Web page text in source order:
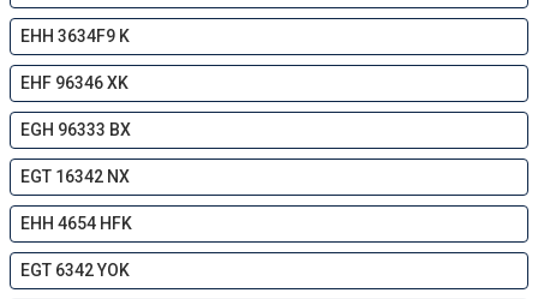
EHH 3634F9 K
EHF 96346 XK
EGH 96333 BX
EGT 16342 NX
EHH 4654 HFK
EGT 6342 YOK